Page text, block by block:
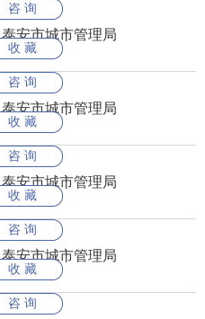
泰安市城市管理局
咨 询
收 藏
泰安市城市管理局
咨 询
收 藏
泰安市城市管理局
咨 询
收 藏
泰安市城市管理局
咨 询
收 藏
咨 询